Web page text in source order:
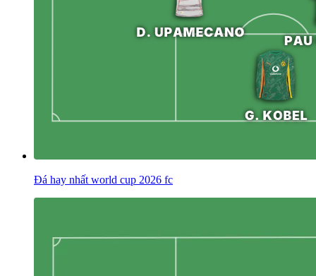
Đá hay nhất world cup 2026 fc